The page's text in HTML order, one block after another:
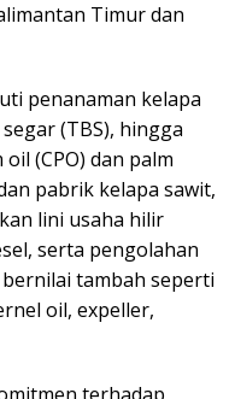
Timur dan
penanaman kelapa
(TBS), hingga
(CPO) dan palm
pabrik kelapa sawit,
lini usaha hilir
serta pengolahan
tambah seperti
oil, expeller,